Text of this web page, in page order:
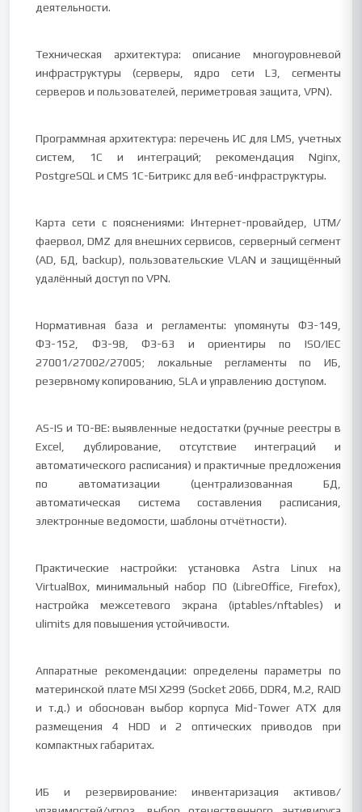
деятельности.
Техническая архитектура: описание многоуровневой
инфраструктуры (серверы, ядро сети L3, сегменты
серверов и пользователей, периметровая защита, VPN).
Программная архитектура: перечень ИС для LMS, учетных
систем, 1С и интеграций; рекомендация Nginx,
PostgreSQL и CMS 1С-Битрикс для веб-инфраструктуры.
Карта сети с пояснениями: Интернет-провайдер, UTM/
фаервол, DMZ для внешних сервисов, серверный сегмент
(AD, БД, backup), пользовательские VLAN и защищённый
удалённый доступ по VPN.
Нормативная база и регламенты: упомянуты ФЗ-149,
ФЗ-152, ФЗ-98, ФЗ-63 и ориентиры по ISO/IEC
27001/27002/27005; локальные регламенты по ИБ,
резервному копированию, SLA и управлению доступом.
AS-IS и TO-BE: выявленные недостатки (ручные реестры в
Excel, дублирование, отсутствие интеграций и
автоматического расписания) и практичные предложения
по автоматизации (централизованная БД,
автоматическая система составления расписания,
электронные ведомости, шаблоны отчётности).
Практические настройки: установка Astra Linux на
VirtualBox, минимальный набор ПО (LibreOffice, Firefox),
настройка межсетевого экрана (iptables/nftables) и
ulimits для повышения устойчивости.
Аппаратные рекомендации: определены параметры по
материнской плате MSI X299 (Socket 2066, DDR4, M.2, RAID
и т.д.) и обоснован выбор корпуса Mid-Tower ATX для
размещения 4 HDD и 2 оптических приводов при
компактных габаритах.
ИБ и резервирование: инвентаризация активов/